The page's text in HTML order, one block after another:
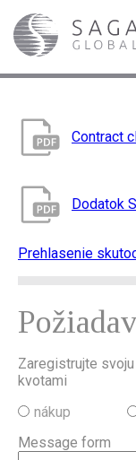
Contract
Dodatok
Prehlasenie
Zaregistrujte
kvotami
nákup
Message form